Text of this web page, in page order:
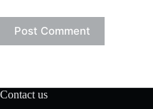
Post Comment
Contact us